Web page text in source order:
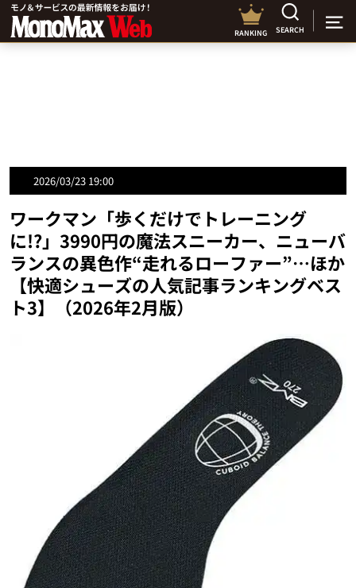
RANKING SEARCH
2026/03/23 19:00
ワークマン「歩くだけでトレーニング
に!?」3990円の魔法スニーカー、ニューバ
ランスの異色作“走れるローファー”…ほか
【快適シューズの人気記事ランキングベス
ト3】（2026年2月版）